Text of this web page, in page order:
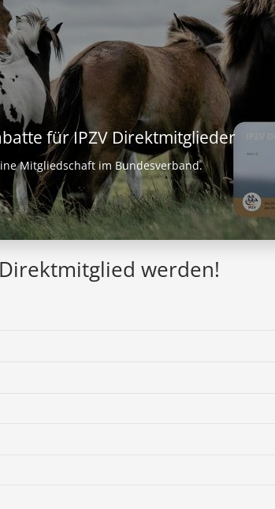
für IPZV Direktmitglieder
Mitgliedschaft im Bundesverband.
werden!